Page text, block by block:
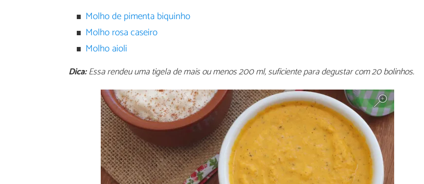
Molho de pimenta biquinho
Molho rosa caseiro
Molho aioli
Dica:Essa rendeu uma tigela de mais ou menos 200 ml, suficiente para degustar com 20 bolinhos.